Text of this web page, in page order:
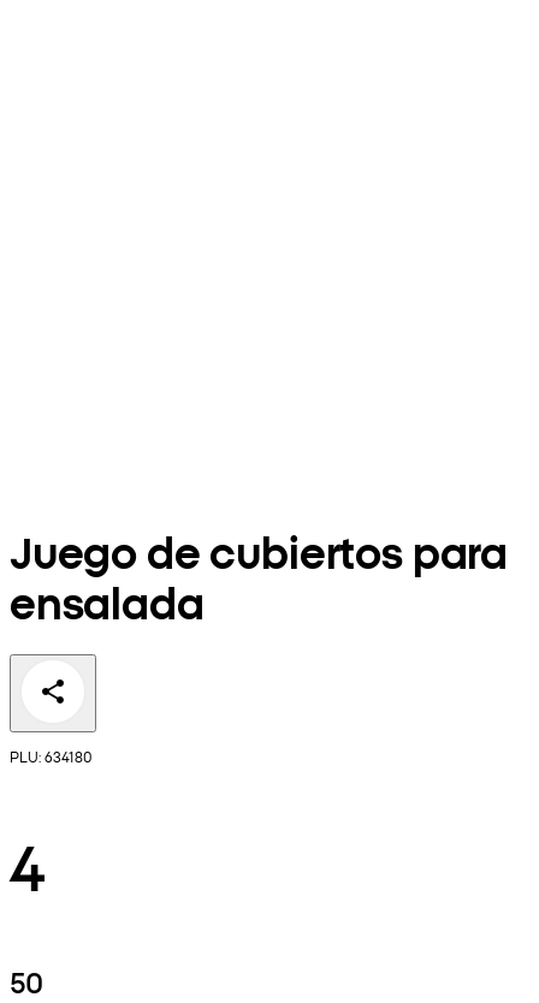
Juego de cubiertos para
ensalada
PLU: 634180
4
50